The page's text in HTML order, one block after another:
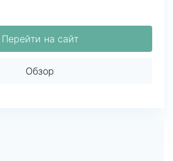
Перейти на сайт
Обзор